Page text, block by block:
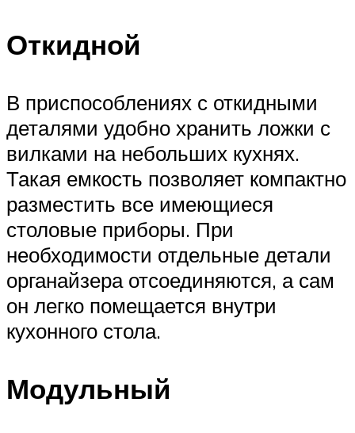
Откидной
В приспособлениях с откидными
деталями удобно хранить ложки с
вилками на небольших кухнях.
Такая емкость позволяет компактно
разместить все имеющиеся
столовые приборы. При
необходимости отдельные детали
органайзера отсоединяются, а сам
он легко помещается внутри
кухонного стола.
Модульный